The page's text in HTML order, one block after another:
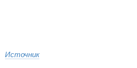
Источник